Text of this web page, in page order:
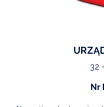
32
Nr